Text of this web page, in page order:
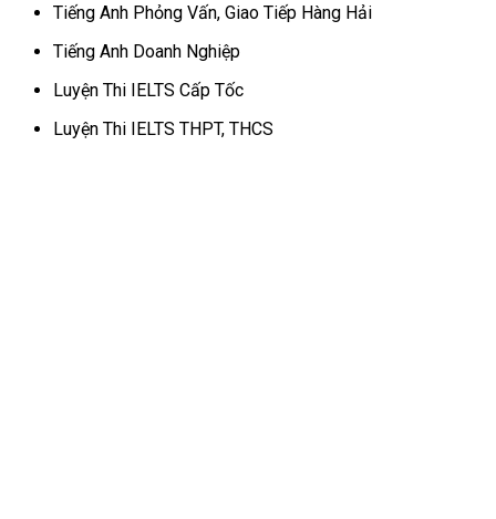
Tiếng Anh Phỏng Vấn, Giao Tiếp Hàng Hải
Tiếng Anh Doanh Nghiệp
Luyện Thi IELTS Cấp Tốc
Luyện Thi IELTS THPT, THCS